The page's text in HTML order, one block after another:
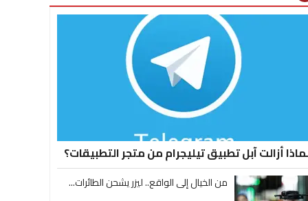
أزالت آبل تطبيق تيليجرام من متجر التطبيقات؟
من الخيال إلى الواقع.. ليزر يشحن الطائرات...